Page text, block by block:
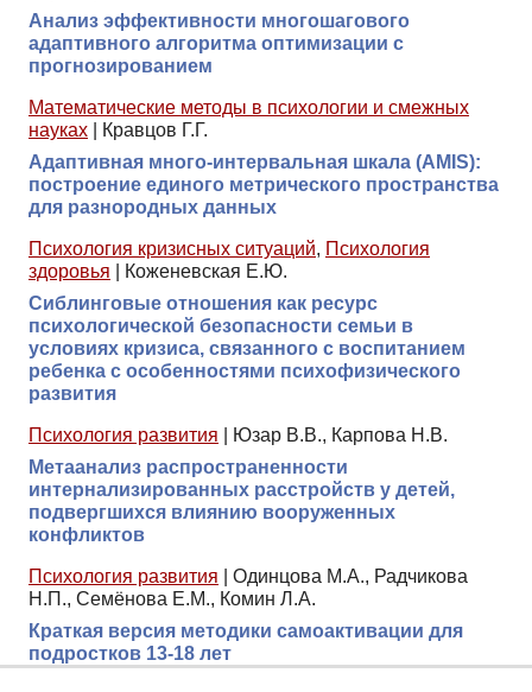
Анализ эффективности многошагового
адаптивного алгоритма оптимизации с
прогнозированием
Математические методы в психологии и смежных
науках
Кравцов Г.Г.
Адаптивная много-интервальная шкала (AMIS):
построение единого метрического пространства
для разнородных данных
Психология кризисных ситуаций, Психология
здоровья
Коженевская Е.Ю.
Сиблинговые отношения как ресурс
психологической безопасности семьи в
условиях кризиса, связанного с воспитанием
ребенка с особенностями психофизического
развития
Психология развития
Юзар В.В., Карпова Н.В.
Метаанализ распространенности
интернализированных расстройств у детей,
подвергшихся влиянию вооруженных
конфликтов
Психология развития
Одинцова М.А., Радчикова
Н.П., Семёнова Е.М., Комин Л.А.
Краткая версия методики самоактивации для
подростков 13-18 лет